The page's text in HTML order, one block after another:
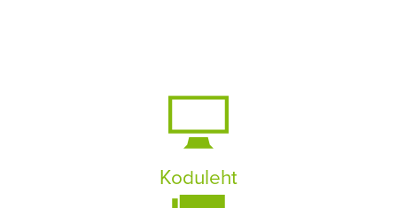
Koduleht